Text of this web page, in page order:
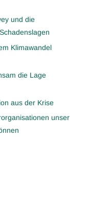
und die
Klimawandel
die Lage
aus der Krise
unser